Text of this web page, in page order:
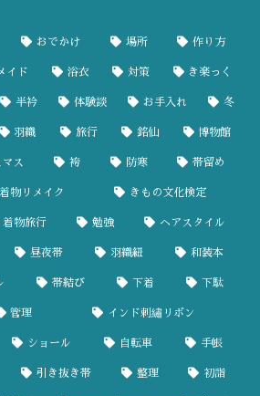
おでかけ 場所 作り方
イド 浴衣 対策 き楽っく
半衿 体験談 お手入れ 冬
羽織 旅行 銘仙 博物館
ス 袴 防寒 帯留め
着物リメイク きもの文化検定
着物旅行 勉強 ヘアスタイル
昼夜帯 羽織紐 和装本
帯結び 下着 下駄
管理 インド刺繡リボン
ショール 自転車 手帳
引き抜き帯 整理 初詣